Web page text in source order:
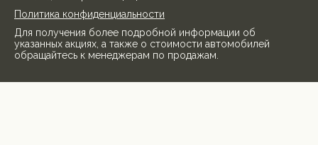
Политика конфиденциальности
Для получения более подробной информации об
указанных акциях, а также о стоимости автомобилей
обращайтесь к менеджерам по продажам.